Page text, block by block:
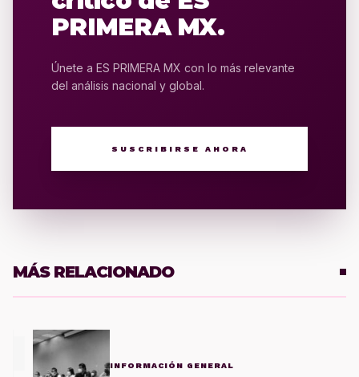
PRIMERA MX.
Únete a ES PRIMERA MX con lo más relevante
del análisis nacional y global.
SUSCRIBIRSE AHORA
MÁS RELACIONADO
INFORMACIÓN GENERAL